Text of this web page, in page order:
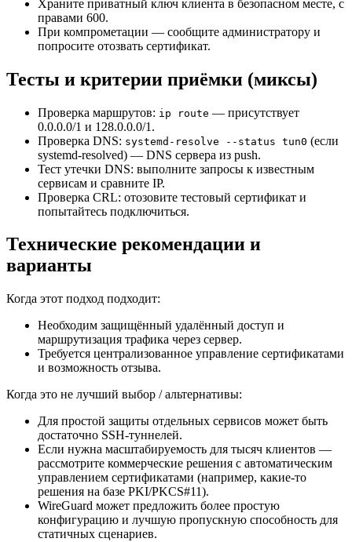
Храните приватный ключ клиента в безопасном месте, с
правами 600.
При компрометации — сообщите администратору и
попросите отозвать сертификат.
Тесты и критерии приёмки (миксы)
Проверка маршрутов: ip route — присутствует
0.0.0.0/1 и 128.0.0.0/1.
Проверка DNS: systemd-resolve --status tun0 (если
systemd-resolved) — DNS сервера из push.
Тест утечки DNS: выполните запросы к известным
сервисам и сравните IP.
Проверка CRL: отозовите тестовый сертификат и
попытайтесь подключиться.
Технические рекомендации и
варианты
Когда этот подход подходит:
Необходим защищённый удалённый доступ и
маршрутизация трафика через сервер.
Требуется централизованное управление сертификатами
и возможность отзыва.
Когда это не лучший выбор / альтернативы:
Для простой защиты отдельных сервисов может быть
достаточно SSH-туннелей.
Если нужна масштабируемость для тысяч клиентов —
рассмотрите коммерческие решения с автоматическим
управлением сертификатами (например, какие-то
решения на базе PKI/PKCS#11).
WireGuard может предложить более простую
конфигурацию и лучшую пропускную способность для
статичных сценариев.